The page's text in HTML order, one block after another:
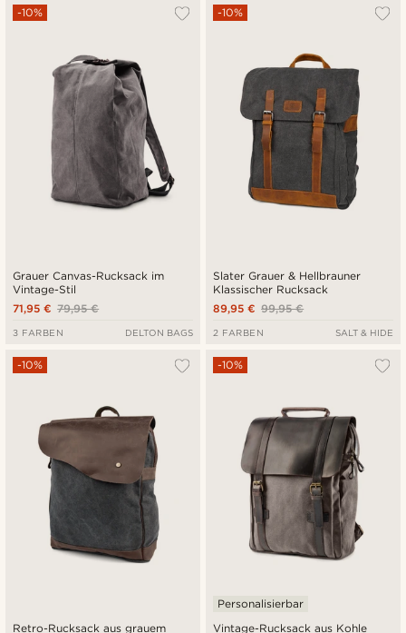
Am Beliebtesten
Niedrigster Preis
Höchster Preis
Grauer Canvas-Rucksack im
Vintage-Stil
-10%
79,95 €
71,95 €
3 FARBEN DELTON BAGS
Slater Grauer & Hellbrauner
Klassischer Rucksack
-10%
99,95 €
89,95 €
2 FARBEN SALT & HIDE
Retro-Rucksack aus grauem
-10%
Vintage-Rucksack aus Kohle
-10%
Personalisierbar